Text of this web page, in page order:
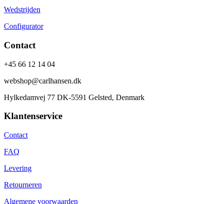
Wedstrijden
Configurator
Contact
+45 66 12 14 04
webshop@carlhansen.dk
Hylkedamvej 77 DK-5591 Gelsted, Denmark
Klantenservice
Contact
FAQ
Levering
Retourneren
Algemene voorwaarden